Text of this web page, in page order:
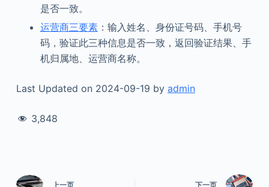
是否一致。
运营商三要素：输入姓名、身份证号码、手机号
码，验证此三种信息是否一致，返回验证结果、手
机归属地、运营商名称。
Last Updated on 2024-09-19 by admin
3,848
上一页 下一页